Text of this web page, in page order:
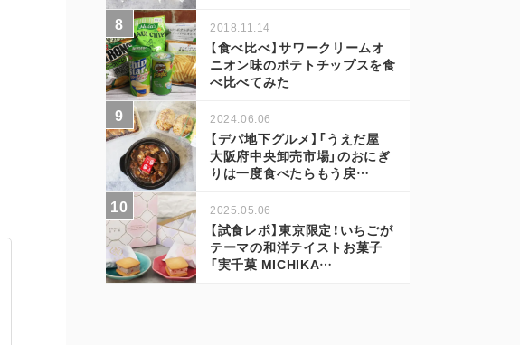
2018.11.14
【食べ比べ】サワークリームオ
ニオン味のポテトチップスを食
べ比べてみた
2024.06.06
【デパ地下グルメ】「うえだ屋
大阪府中央卸売市場」のおにぎ
りは一度食べたらもう戻…
2025.05.06
【試食レポ】東京限定！いちごが
テーマの和洋テイストお菓子
「実千菓 MICHIKA…